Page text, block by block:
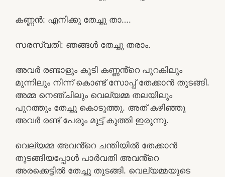
കണ്ണൻ: എനിക്കു തേച്ചു താ….
സരസ്വതി: ഞങ്ങൾ തേച്ചു തരാം.
അവർ രണ്ടാളും കൂടി കണ്ണൻ്റെ പുറകിലും
മുന്നിലും നിന്ന് കൊണ്ട് സോപ്പ് തേക്കാൻ തുടങ്ങി.
അമ്മ നെഞ്ചിലും വെല്യമ്മ തലയിലും
പുറത്തും തേച്ചു കൊടുത്തു. അത് കഴിഞ്ഞു
അവർ രണ്ട് പേരും മുട്ട് കുത്തി ഇരുന്നു.
വെല്യമ്മ അവൻ്റെ ചന്തിയിൽ തേക്കാൻ
തുടങ്ങിയപ്പോൾ പാർവതി അവൻ്റെ
അരക്കെട്ടിൽ തേച്ചു തുടങ്ങി. വെല്യമ്മയുടെ